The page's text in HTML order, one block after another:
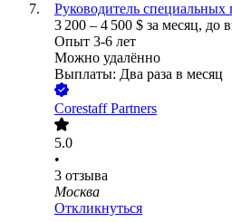
Руководитель
3 200 – 4 500 $ за месяц, до
Опыт 3-6 лет
Можно удалённо
Выплаты: Два раза в месяц
Corestaff Partners
5.0
•
3 отзыва
Москва
Откликнуться